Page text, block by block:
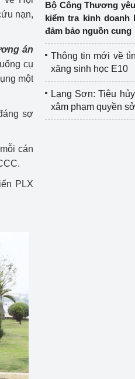
nạn,
án
cụ
một
sợ
cán
PLX
Bộ Công Thương
kiểm tra kinh doanh
đảm bảo nguồn cung
Thông tin mới về
xăng sinh học E10
Lạng Sơn: Tiêu
xâm phạm quyền